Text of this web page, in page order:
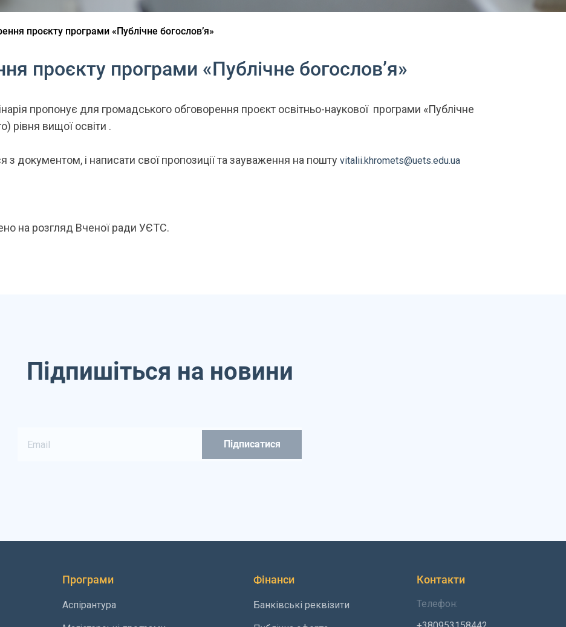
проєкту програми «Публічне богословʼя»
проєкту програми «Публічне богословʼя»
пропонує для громадського обговорення проєкт освітньо-наукової програми «Публічне
рівня вищої освіти .
з документом, і написати свої пропозиції та зауваження на пошту vitalii.khromets@uets.edu.ua
на розгляд Вченої ради УЄТС.
Підпишіться на новини
Програми
Аспірантура
Фінанси
Банківські реквізити
Контакти
Телефон: